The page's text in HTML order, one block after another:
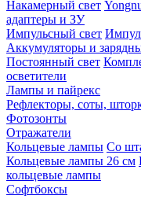
Накамерный свет
адаптеры и ЗУ
Импульсный свет
Аккумуляторы и
Постоянный свет
осветители
Лампы и пайрекс
Рефлекторы, соты,
Фотозонты
Отражатели
Кольцевые лампы Со
Кольцевые лампы 26 см
кольцевые лампы
Софтбоксы